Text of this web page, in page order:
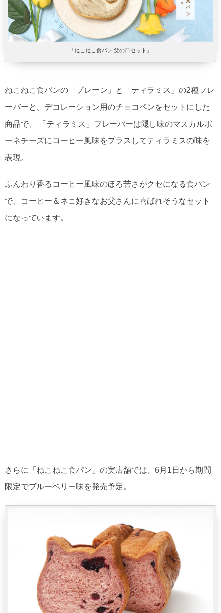
「ねこねこ食パン 父の日セット」
ねこねこ食パンの「プレーン」と「ティラミス」の2種フレ
ーバーと、デコレーション用のチョコペンをセットにした
商品で、 「ティラミス」フレーバーは隠し味のマスカルポ
ーネチーズにコーヒー風味をプラスしてティラミスの味を
表現。
ふんわり香るコーヒー風味のほろ苦さがクセになる食パン
で、コーヒー＆ネコ好きなお父さんに喜ばれそうなセット
になっています。
さらに「ねこねこ食パン」の実店舗では、6月1日から期間
限定でブルーベリー味を発売予定。